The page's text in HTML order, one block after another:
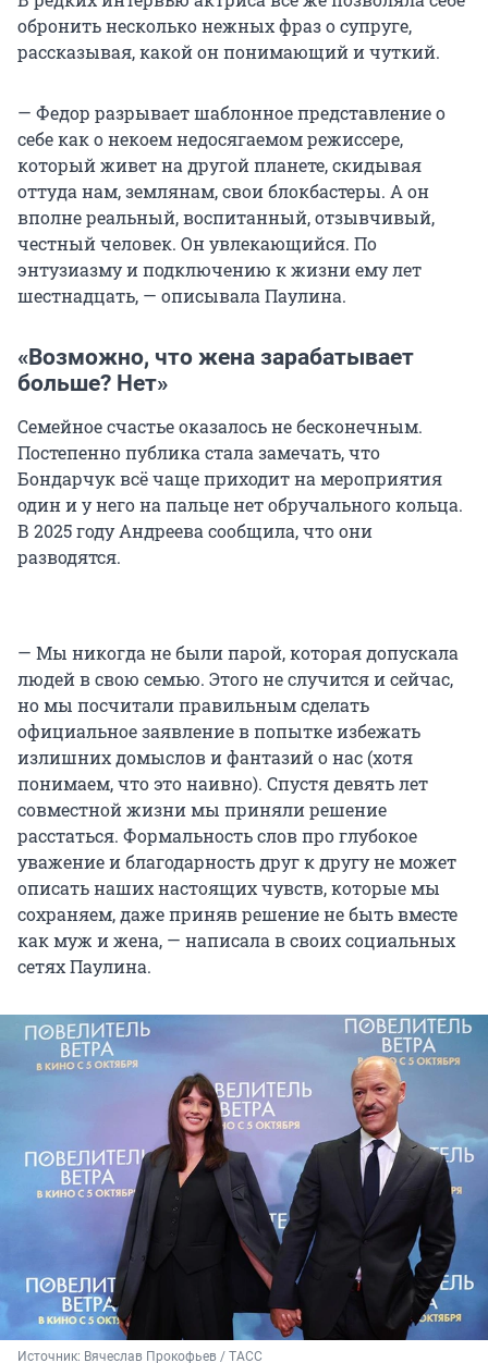
обронить несколько нежных фраз о супруге,
рассказывая, какой он понимающий и чуткий.
— Федор разрывает шаблонное представление о
себе как о некоем недосягаемом режиссере,
который живет на другой планете, скидывая
оттуда нам, землянам, свои блокбастеры. А он
вполне реальный, воспитанный, отзывчивый,
честный человек. Он увлекающийся. По
энтузиазму и подключению к жизни ему лет
шестнадцать, — описывала Паулина.
«Возможно, что жена зарабатывает
больше? Нет»
Семейное счастье оказалось не бесконечным.
Постепенно публика стала замечать, что
Бондарчук всё чаще приходит на мероприятия
один и у него на пальце нет обручального кольца.
В 2025 году Андреева сообщила, что они
разводятся.
— Мы никогда не были парой, которая допускала
людей в свою семью. Этого не случится и сейчас,
но мы посчитали правильным сделать
официальное заявление в попытке избежать
излишних домыслов и фантазий о нас (хотя
понимаем, что это наивно). Спустя девять лет
совместной жизни мы приняли решение
расстаться. Формальность слов про глубокое
уважение и благодарность друг к другу не может
описать наших настоящих чувств, которые мы
сохраняем, даже приняв решение не быть вместе
как муж и жена, — написала в своих социальных
сетях Паулина.
Источник: Вячеслав Прокофьев / ТАСС